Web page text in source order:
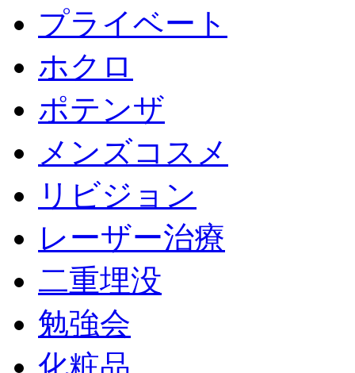
プライベート
ホクロ
ポテンザ
メンズコスメ
リビジョン
レーザー治療
二重埋没
勉強会